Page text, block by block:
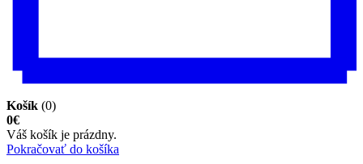
Košík (0)
0€
Váš košík je prázdny.
Pokračovať do košíka